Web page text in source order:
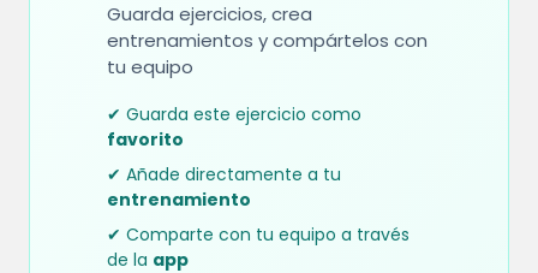
Guarda ejercicios, crea
entrenamientos y compártelos con
tu equipo
✔ Guarda este ejercicio como
favorito
✔ Añade directamente a tu
entrenamiento
✔ Comparte con tu equipo a través
de la app